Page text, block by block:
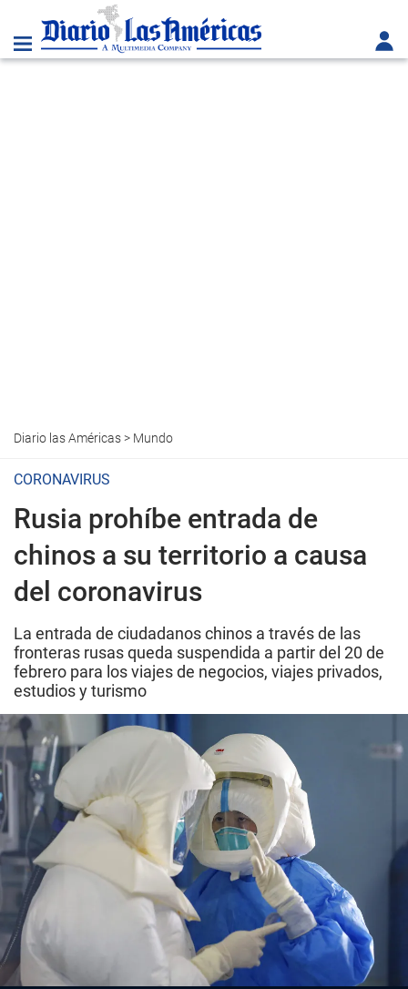
Diario las Américas> Mundo
CORONAVIRUS
Rusia prohíbe entrada de
chinos a su territorio a causa
del coronavirus
La entrada de ciudadanos chinos a través de las
fronteras rusas queda suspendida a partir del 20 de
febrero para los viajes de negocios, viajes privados,
estudios y turismo